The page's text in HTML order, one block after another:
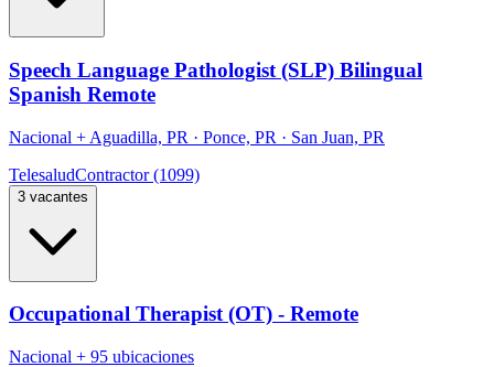
Speech Language Pathologist (SLP) Bilingual
Spanish Remote
Nacional + Aguadilla, PR · Ponce, PR · San Juan, PR
TelesaludContractor (1099)
3 vacantes
Occupational Therapist (OT) - Remote
Nacional + 95 ubicaciones